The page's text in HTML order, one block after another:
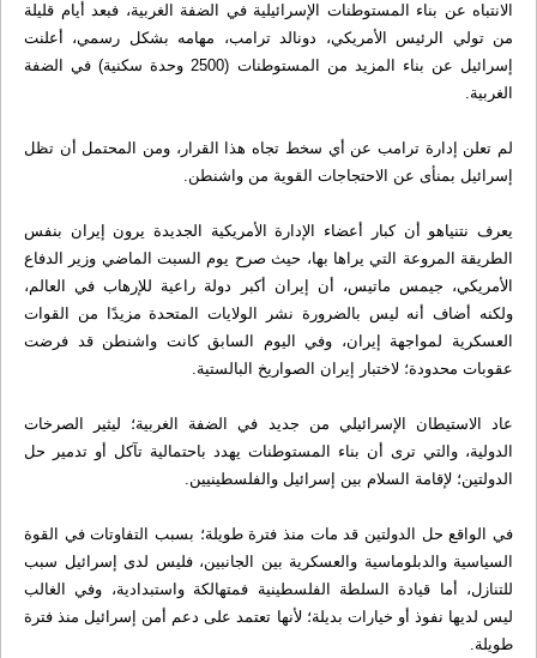
الانتباه عن بناء المستوطنات الإسرائيلية في الضفة الغربية، فبعد أيام قليلة
من تولي الرئيس الأمريكي، دونالد ترامب، مهامه بشكل رسمي، أعلنت
إسرائيل عن بناء المزيد من المستوطنات (2500 وحدة سكنية) في الضفة
الغربية.
لم تعلن إدارة ترامب عن أي سخط تجاه هذا القرار، ومن المحتمل أن تظل
إسرائيل بمنأى عن الاحتجاجات القوية من واشنطن.
يعرف نتنياهو أن كبار أعضاء الإدارة الأمريكية الجديدة يرون إيران بنفس
الطريقة المروعة التي يراها بها، حيث صرح يوم السبت الماضي وزير الدفاع
الأمريكي، جيمس ماتيس، أن إيران أكبر دولة راعية للإرهاب في العالم،
ولكنه أضاف أنه ليس بالضرورة نشر الولايات المتحدة مزيدًا من القوات
العسكرية لمواجهة إيران، وفي اليوم السابق كانت واشنطن قد فرضت
عقوبات محدودة؛ لاختبار إيران الصواريخ البالستية.
عاد الاستيطان الإسرائيلي من جديد في الضفة الغربية؛ ليثير الصرخات
الدولية، والتي ترى أن بناء المستوطنات يهدد باحتمالية تآكل أو تدمير حل
الدولتين؛ لإقامة السلام بين إسرائيل والفلسطينيين.
في الواقع حل الدولتين قد مات منذ فترة طويلة؛ بسبب التفاوتات في القوة
السياسية والدبلوماسية والعسكرية بين الجانبين، فليس لدى إسرائيل سبب
للتنازل، أما قيادة السلطة الفلسطينية فمتهالكة واستبدادية، وفي الغالب
ليس لديها نفوذ أو خيارات بديلة؛ لأنها تعتمد على دعم أمن إسرائيل منذ فترة
طويلة.